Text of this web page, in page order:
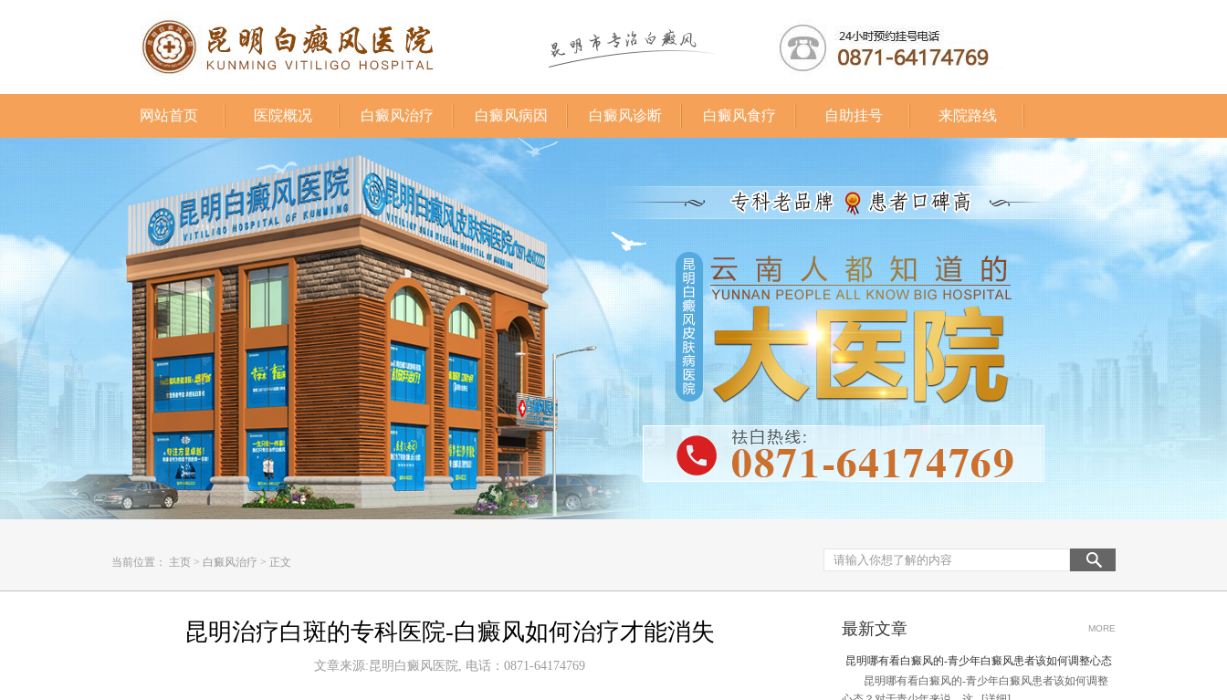
网站首页 医院概况 白癜风治疗 白癜风病因 白癜风诊断 白癜风食疗 自助挂号 来院路线
当前位置： 主页 > 白癜风治疗 > 正文
昆明治疗白斑的专科医院-白癜风如何治疗才能消失
文章来源:昆明白癜风医院, 电话：0871-64174769
最新文章 MORE
昆明哪有看白癜风的-青少年白癜风患者该如何调整心态
昆明哪有看白癜风的-青少年白癜风患者该如何调整